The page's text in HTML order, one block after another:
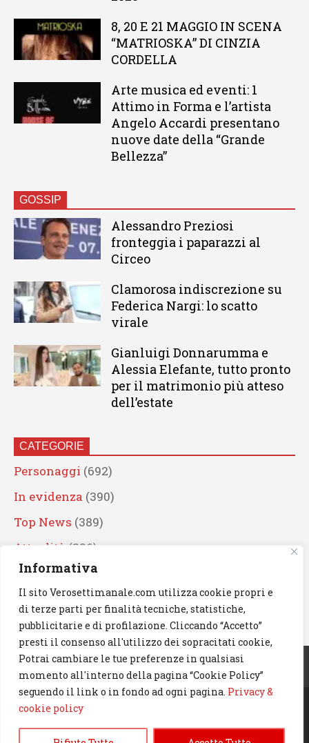
Informativa
Il sito Verosettimanale.com utilizza cookie propri e
di terze parti per finalità tecniche, statistiche,
pubblicitarie e di profilazione. Cliccando “Accetto”
presti il consenso all'utilizzo dei sopracitati cookie,
Potrai cambiare le tue preferenze in qualsiasi
momento all'interno della pagina “Cookie Policy”
seguendo il link o in fondo ad ogni pagina. Privacy &
cookie policy
8, 20 E 21 MAGGIO IN SCENA
“MATRIOSKA” DI CINZIA
CORDELLA
Arte musica ed eventi: 1
Attimo in Forma e l’artista
Angelo Accardi presentano
nuove date della “Grande
Bellezza”
GOSSIP
Alessandro Preziosi
fronteggia i paparazzi al
Circeo
Clamorosa indiscrezione su
Federica Nargi: lo scatto
virale
Gianluigi Donnarumma e
Alessia Elefante, tutto pronto
per il matrimonio più atteso
dell’estate
CATEGORIE
Personaggi (692)
In evidenza (390)
Top News (389)
Attualità (336)
Eventi(330)
Artisti (241)
News(239)
Cerca
© 2023 Verosettimanale.com. All rights reserved.